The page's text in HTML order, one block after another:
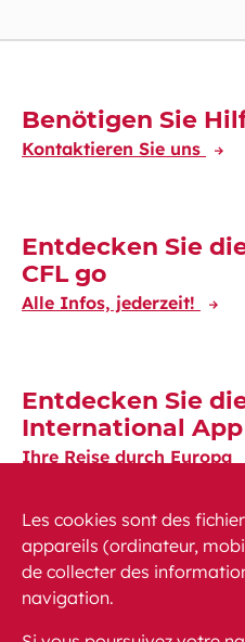
Découvrez-en
Benötigen Sie
Kontaktieren Sie uns
Entdecken Sie
CFL go
Alle Infos, jederzeit!
Entdecken Sie
International App
Ihre Reise durch Europa
Les cookies sont des
appareils (ordinateur,
de collecter des
navigation.